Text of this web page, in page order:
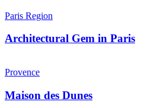
Paris Region
Architectural Gem in Paris
Provence
Maison des Dunes